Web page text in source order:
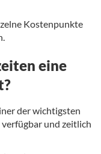
Kostenpunkte
eine
der wichtigsten
und zeitlich